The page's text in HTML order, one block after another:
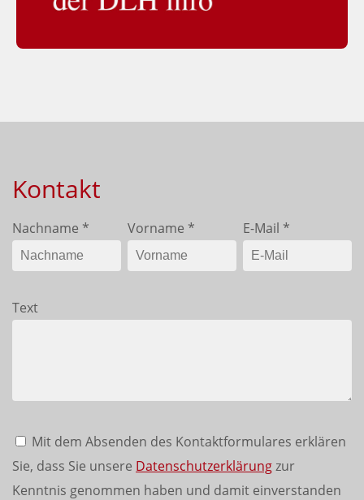
Kontakt
Nachname * Vorname * E-Mail *
Text
Mit dem Absenden des Kontaktformulares erklären
Sie, dass Sie unsere Datenschutzerklärungzur
Kenntnis genommen haben und damit einverstanden